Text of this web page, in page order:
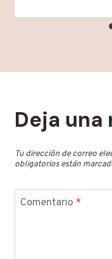
Deja
Tu dirección de correo
obligatorios están
Comentario *